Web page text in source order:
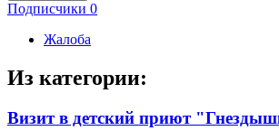
Подписчики 0
Жалоба
Из категории:
Визит в детский приют